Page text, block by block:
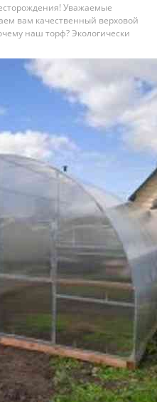
Уважаемые
вам качественный верховой
наш торф? Экологически
без химических добавок.